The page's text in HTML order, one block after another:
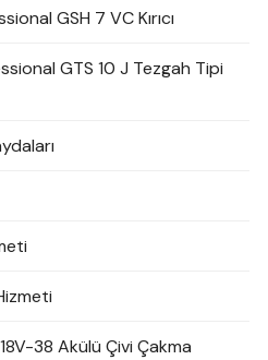
GSH 7 VC Kırıcı
GTS 10 J Tezgah Tipi
38 Akülü Çivi Çakma